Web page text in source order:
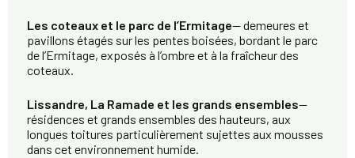
Les coteaux et le parc de l’Ermitage— demeures et
pavillons étagés sur les pentes boisées, bordant le parc
de l’Ermitage, exposés à l’ombre et à la fraîcheur des
coteaux.
Lissandre, La Ramade et les grands ensembles—
résidences et grands ensembles des hauteurs, aux
longues toitures particulièrement sujettes aux mousses
dans cet environnement humide.